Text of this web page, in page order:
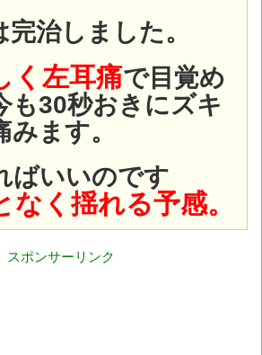
治しました。
く左耳痛で目覚め
も30秒おきにズキ
ます。
ばいいのです
なく揺れる予感。
スポンサーリンク